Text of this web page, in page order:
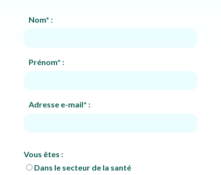
Nom* :
Prénom* :
Adresse e-mail* :
Vous êtes :
Dans le secteur de la santé